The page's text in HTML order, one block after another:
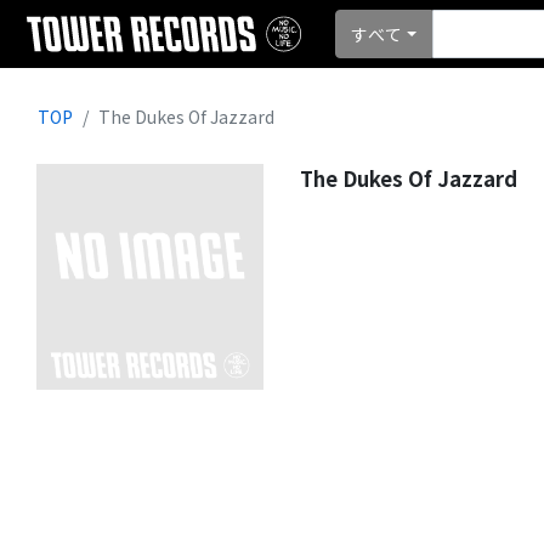
すべて
TOP The Dukes Of Jazzard
The Dukes Of Jazzard